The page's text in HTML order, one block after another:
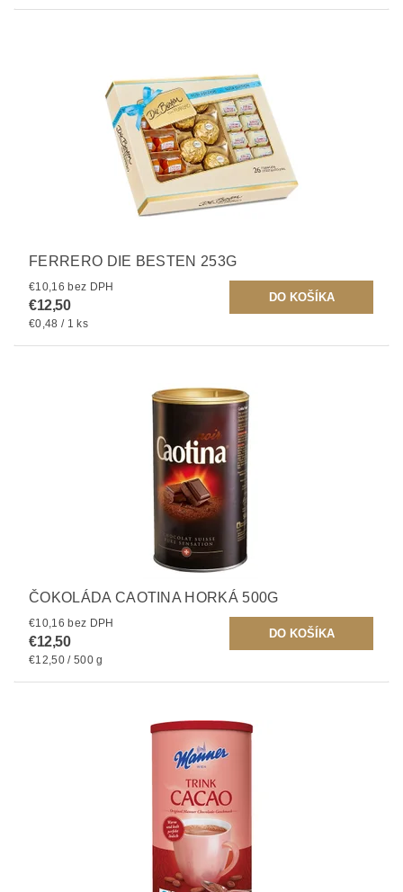
FERRERO DIE BESTEN 253G
€10,16 bez DPH
€12,50
€0,48 / 1 ks
ČOKOLÁDA CAOTINA HORKÁ 500G
€10,16 bez DPH
€12,50
€12,50 / 500 g